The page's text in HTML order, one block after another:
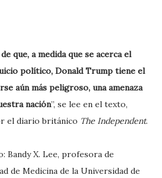
que, a medida que se acerca el
político, Donald Trump tiene el
aún más peligroso, una amenaza
nación”, se lee en el texto,
el diario británico The Independent.
Bandy X. Lee, profesora de
de Medicina de la Universidad de